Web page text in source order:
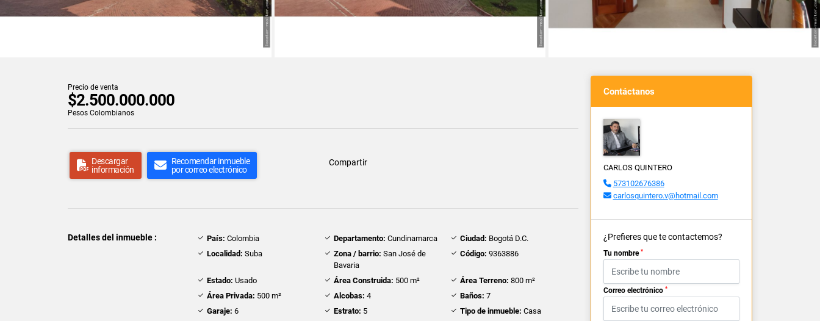
Precio de venta
$2.500.000.000
Pesos Colombianos
Descargar
información
Recomendar inmueble
por correo electrónico
Compartir
Detalles del inmueble : País: Colombia Departamento: Cundinamarca Ciudad: Bogotá D.C.
Localidad: Suba Zona / barrio: San José de
Bavaria
Código: 9363886
Estado: Usado Área Construida: 500 m² Área Terreno: 800 m²
Área Privada: 500 m² Alcobas: 4 Baños: 7
Garaje: 6 Estrato: 5 Tipo de inmueble: Casa
Contáctanos
CARLOS QUINTERO
573102676386
carlosquintero.v@hotmail.com
¿Prefieres que te contactemos?
Tu nombre *
Correo electrónico *